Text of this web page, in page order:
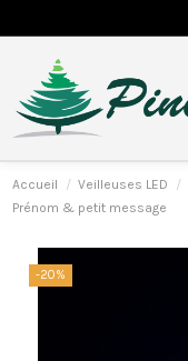
Accueil Veilleuses LED
Prénom & petit message
-20%